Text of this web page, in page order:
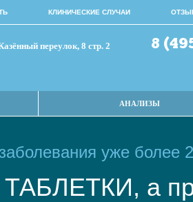
КЛИНИЧЕСКИЕ СЛУЧАИ
переулок, 8 стр. 2 8
АНАЛИЗЫ
уже более
ТАБЛЕТКИ, а